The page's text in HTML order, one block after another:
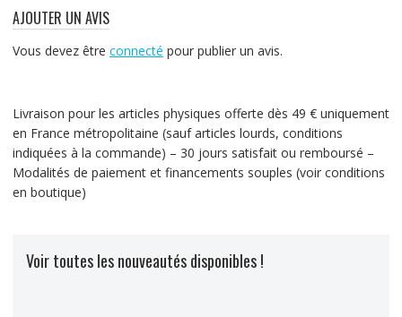
AJOUTER UN AVIS
Vous devez être connecté pour publier un avis.
Livraison pour les articles physiques offerte dès 49 € uniquement
en France métropolitaine (sauf articles lourds, conditions
indiquées à la commande) – 30 jours satisfait ou remboursé –
Modalités de paiement et financements souples (voir conditions
en boutique)
Voir toutes les nouveautés disponibles !